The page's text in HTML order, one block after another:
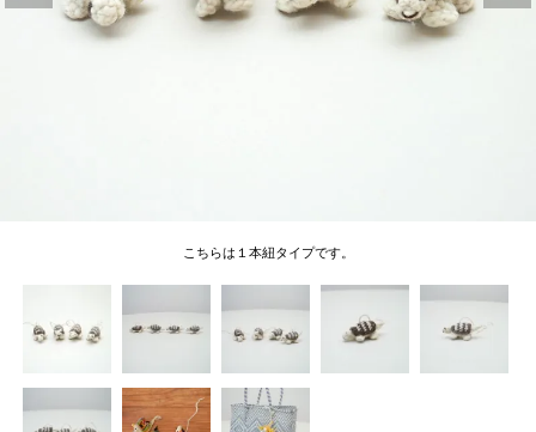
こちらは１本紐タイプです。